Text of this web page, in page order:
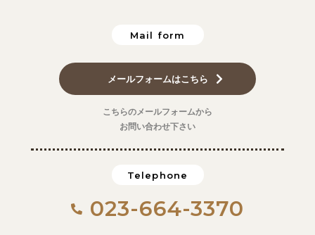
Mail form
メールフォームはこちら
こちらのメールフォームから
お問い合わせ下さい
Telephone
023-664-3370